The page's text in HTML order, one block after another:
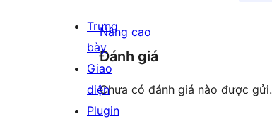
Nâng cao
Đánh giá
Chưa có đánh giá nào được gửi.
Trưng
bày
Giao
diện
Plugin